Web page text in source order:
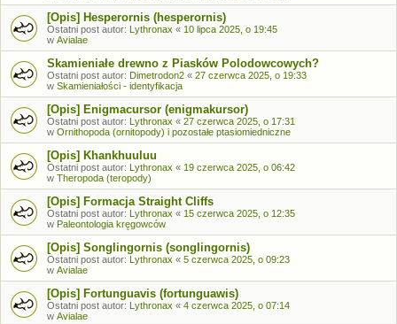
[Opis] Hesperornis (hesperornis)
Ostatni post autor: Lythronax « 10 lipca 2025, o 19:45
w Avialae
Skamieniałe drewno z Piasków Polodowcowych?
Ostatni post autor: Dimetrodon2 « 27 czerwca 2025, o 19:33
w Skamieniałości - identyfikacja
[Opis] Enigmacursor (enigmakursor)
Ostatni post autor: Lythronax « 27 czerwca 2025, o 17:31
w Ornithopoda (ornitopody) i pozostałe ptasiomiedniczne
[Opis] Khankhuuluu
Ostatni post autor: Lythronax « 19 czerwca 2025, o 06:42
w Theropoda (teropody)
[Opis] Formacja Straight Cliffs
Ostatni post autor: Lythronax « 15 czerwca 2025, o 12:35
w Paleontologia kręgowców
[Opis] Songlingornis (songlingornis)
Ostatni post autor: Lythronax « 5 czerwca 2025, o 09:23
w Avialae
[Opis] Fortunguavis (fortunguawis)
Ostatni post autor: Lythronax « 4 czerwca 2025, o 07:14
w Avialae